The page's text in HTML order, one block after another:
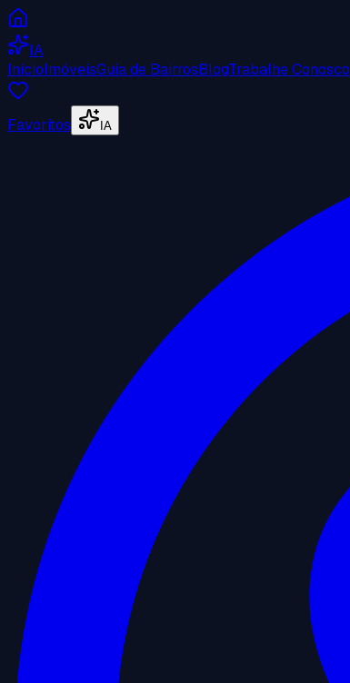
IA
InícioImóveisGuia de BairrosBlogTrabalhe Conosco
Favoritos IA